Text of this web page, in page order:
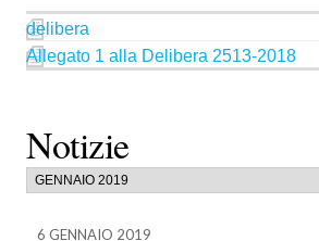
Notizie
6 GENNAIO 2019
delibera
Allegato 1 alla Delibera 2513-2018